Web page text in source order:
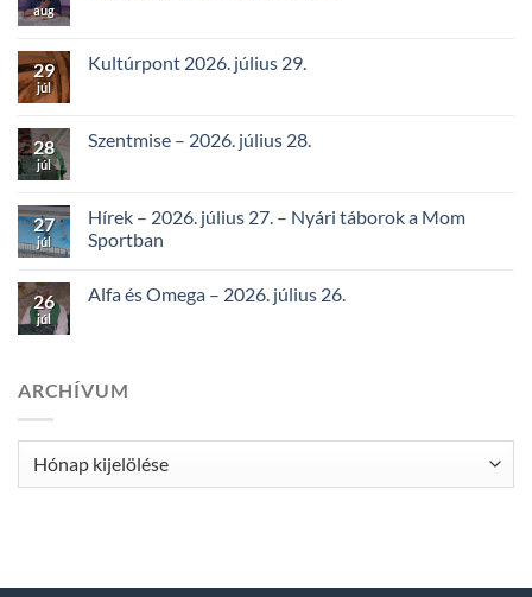
aug
29
júl
Kultúrpont 2026. július 29.
28
júl
Szentmise – 2026. július 28.
27
júl
Hírek – 2026. július 27. – Nyári táborok a Mom
Sportban
26
júl
Alfa és Omega – 2026. július 26.
ARCHÍVUM
Archívum